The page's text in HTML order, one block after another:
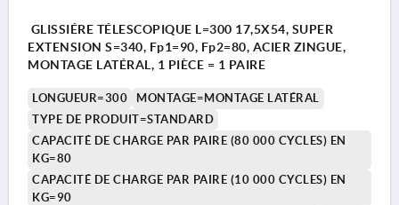
GLISSIÉRE TÉLESCOPIQUE L=300 17,5X54, SUPER
EXTENSION S=340, Fp1=90, Fp2=80, ACIER ZINGUE,
MONTAGE LATÉRAL, 1 PIÈCE = 1 PAIRE
LONGUEUR=300
MONTAGE=MONTAGE LATÉRAL
TYPE DE PRODUIT=STANDARD
CAPACITÉ DE CHARGE PAR PAIRE (80 000 CYCLES) EN
KG=80
CAPACITÉ DE CHARGE PAR PAIRE (10 000 CYCLES) EN
KG=90